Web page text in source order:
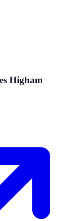
Higham